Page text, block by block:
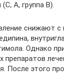
А, группа В).
снижают
Однако
препаратов
После этого